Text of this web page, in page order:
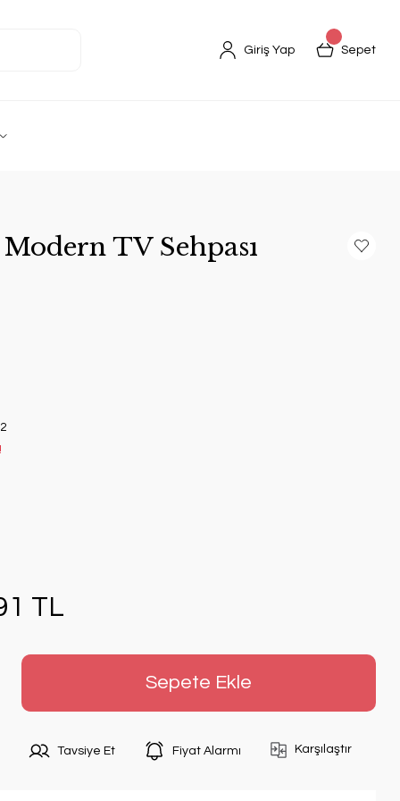
Giriş Yap Sepet
TV Sehpası
TL
Sepete Ekle
Tavsiye Et Fiyat Alarmı Karşılaştır